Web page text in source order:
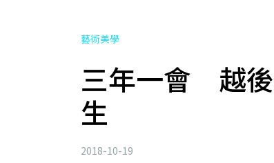
藝術美學
三年一會 越後
生
2018-10-19